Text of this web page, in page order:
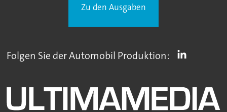
Zu den Ausgaben
Folgen Sie der Automobil Produktion: